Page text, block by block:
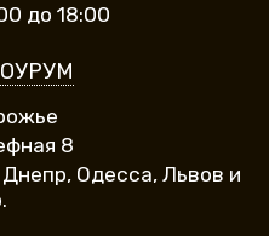
до 18:00
8
Одесса, Львов и